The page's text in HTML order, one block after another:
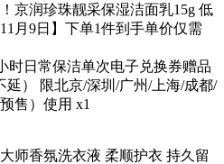
京润珍珠靓采保湿洁面乳15g 低
月9日】下单1件到手单价仅需
时日常保洁单次电子兑换券赠品
） 限北京/深圳/广州/上海/成都/
售）使用 x1
师香氛洗衣液 柔顺护衣 持久留